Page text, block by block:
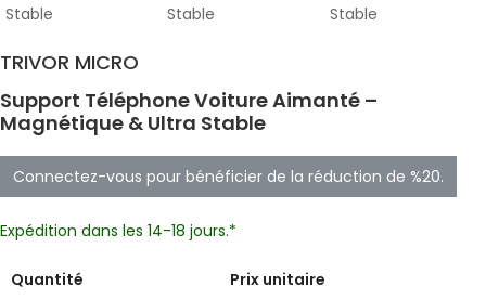
TRIVOR MICRO
Support Téléphone Voiture Aimanté –
Magnétique & Ultra Stable
Connectez-vous pour bénéficier de la réduction de %20.
Expédition dans les 14-18 jours.*
Quantité Prix unitaire